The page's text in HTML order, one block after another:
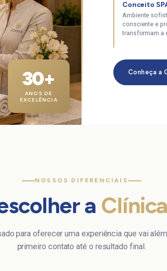
30+
ANOS DE
EXCELÊNCIA
Conceito
Ambiente
consciente e
transformam a
Conheça a
NOSSOS DIFERENCIAIS
a
para oferecer uma experiência que vai
primeiro contato até o resultado final.